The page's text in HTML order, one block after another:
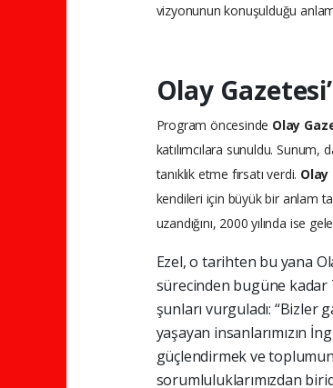
vizyonunun konuşulduğu
Olay
Program öncesinde Olay
katılımcılara sunuldu. Sunum,
tanıklık etme fırsatı verdi.
kendileri için büyük bir anlam
uzandığını, 2000 yılında ise
Ezel, o tarihten bu yana
sürecinden bugüne
şunları vurguladı:
yaşayan insanlarımızın
güçlendirmek ve
sorumluluklarımızdan